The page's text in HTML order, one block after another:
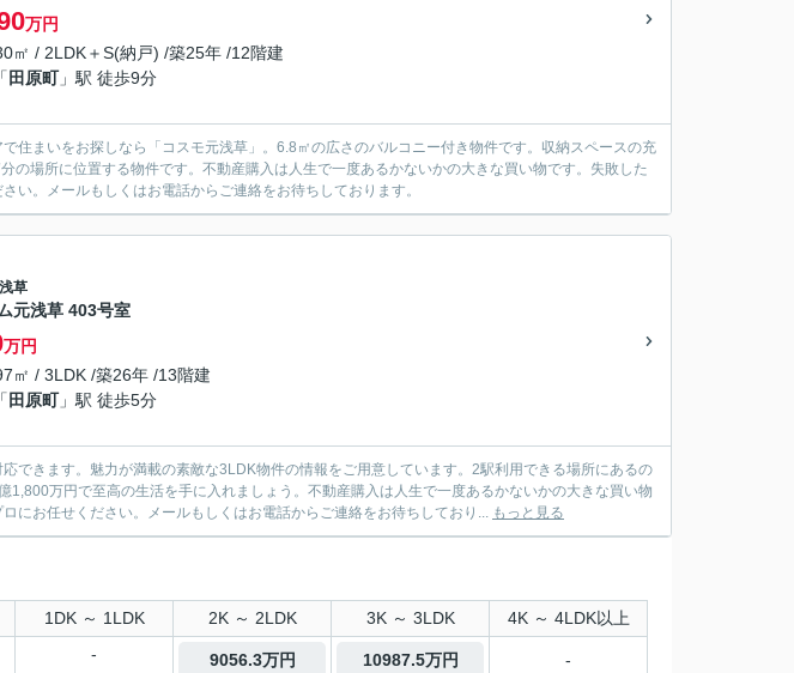
万円
㎡ / 2LDK＋S(納戸) /築25年 /12階建
「 田原町」駅 徒歩9分
住まいをお探しなら「コスモ元浅草」。6.8㎡の広さのバルコニー付き物件です。収納スペースの充
の場所に位置する物件です。不動産購入は人生で一度あるかないかの大きな買い物です。失敗した
い。メールもしくはお電話からご連絡をお待ちしております。
草
元浅草 403号室
万円
㎡ / 3LDK /築26年 /13階建
「 田原町」駅 徒歩5分
できます。魅力が満載の素敵な3LDK物件の情報をご用意しています。2駅利用できる場所にあるの
1,800万円で至高の生活を手に入れましょう。不動産購入は人生で一度あるかないかの大きな買い物
にお任せください。メールもしくはお電話からご連絡をお待ちしており... もっと見る
1DK ～ 1LDK 2K ～ 2LDK 3K ～ 3LDK 4K ～ 4LDK以上
- 9056.3万円 10987.5万円 -